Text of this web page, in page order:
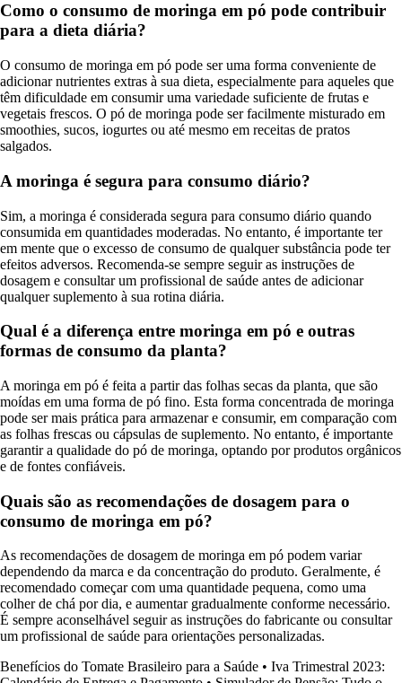
Como o consumo de moringa em pó pode contribuir
para a dieta diária?
O consumo de moringa em pó pode ser uma forma conveniente de
adicionar nutrientes extras à sua dieta, especialmente para aqueles que
têm dificuldade em consumir uma variedade suficiente de frutas e
vegetais frescos. O pó de moringa pode ser facilmente misturado em
smoothies, sucos, iogurtes ou até mesmo em receitas de pratos
salgados.
A moringa é segura para consumo diário?
Sim, a moringa é considerada segura para consumo diário quando
consumida em quantidades moderadas. No entanto, é importante ter
em mente que o excesso de consumo de qualquer substância pode ter
efeitos adversos. Recomenda-se sempre seguir as instruções de
dosagem e consultar um profissional de saúde antes de adicionar
qualquer suplemento à sua rotina diária.
Qual é a diferença entre moringa em pó e outras
formas de consumo da planta?
A moringa em pó é feita a partir das folhas secas da planta, que são
moídas em uma forma de pó fino. Esta forma concentrada de moringa
pode ser mais prática para armazenar e consumir, em comparação com
as folhas frescas ou cápsulas de suplemento. No entanto, é importante
garantir a qualidade do pó de moringa, optando por produtos orgânicos
e de fontes confiáveis.
Quais são as recomendações de dosagem para o
consumo de moringa em pó?
As recomendações de dosagem de moringa em pó podem variar
dependendo da marca e da concentração do produto. Geralmente, é
recomendado começar com uma quantidade pequena, como uma
colher de chá por dia, e aumentar gradualmente conforme necessário.
É sempre aconselhável seguir as instruções do fabricante ou consultar
um profissional de saúde para orientações personalizadas.
Benefícios do Tomate Brasileiro para a Saúde • Iva Trimestral 2023: